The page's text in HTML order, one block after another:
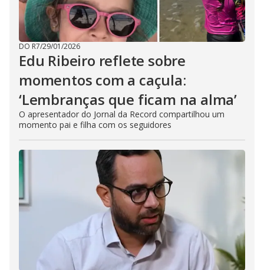
DO R7/29/01/2026
Edu Ribeiro reflete sobre
momentos com a caçula:
‘Lembranças que ficam na alma’
O apresentador do Jornal da Record compartilhou um
momento pai e filha com os seguidores